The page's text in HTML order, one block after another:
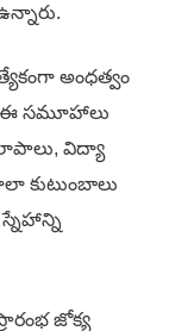
అంధత్వం
ఈ సమూహాలు
విద్యా
కుటుంబాలు
స్నేహాన్ని
జోక్య